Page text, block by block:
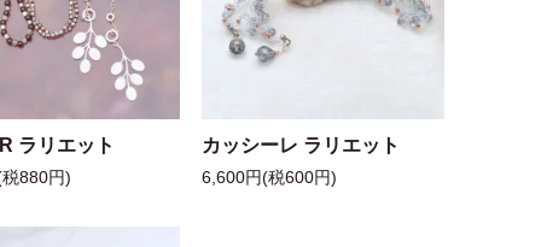
ラリエット
880円)
カッシーレ ラリエット
6,600円(税600円)